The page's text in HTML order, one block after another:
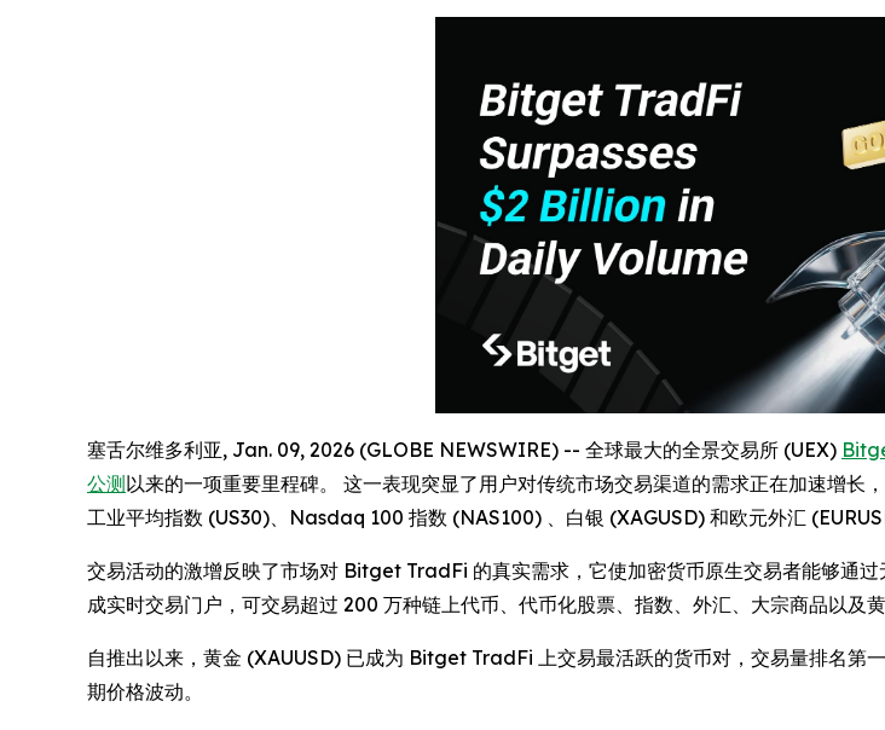
塞舌尔维多利亚, Jan. 09, 2026 (GLOBE NEWSWIRE) -- 全球最大的全景交易所 (UEX)
公测以来的一项重要里程碑。 这一表现突显了用户对传统市场交易渠道的需求正在加速增
工业平均指数 (US30)、Nasdaq 100 指数 (NAS100) 、白银 (XAGUSD) 和欧元外汇
交易活动的激增反映了市场对 Bitget TradFi 的真实需求，它使加密货币原生交易者能够通
成实时交易门户，可交易超过 200 万种链上代币、代币化股票、指数、外汇、大宗商品以及黄
自推出以来，黄金 (XAUUSD) 已成为 Bitget TradFi 上交易最活跃的货币对，交易量排名第
期价格波动。